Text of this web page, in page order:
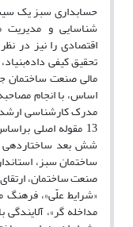
حسابداری سبز یک
شناسایی و مدیریت
اقتصادی را نیز در
تحقیق کیفی
مالی صنعت ساختمان
اساس، با انجام
مدرک کارشناسی ارشد
13 مقوله اصلی
شش بعد
ساختمان سبز،
صنعت ساختمان،
«شرایط علّی»، فرهنگ
مداخله گر»،